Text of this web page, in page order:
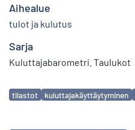
Aihealue
tulot ja kulutus
Sarja
Kuluttajabarometri. Taulukot
Avainsanat
tilastot kuluttajakäyttäytyminen